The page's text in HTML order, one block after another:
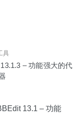
具
– 功能强大的代